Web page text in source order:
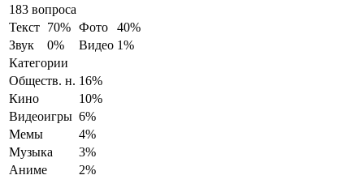
183 вопроса
Текст 70% Фото
40%
Звук
0% Видео 1%
Категории
Обществ. н. 16%
Кино
10%
Видеоигры 6%
Мемы
4%
Музыка
3%
Аниме
2%